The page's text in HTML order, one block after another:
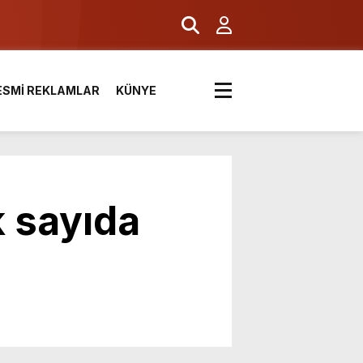
REKLAMLAR KÜNYE